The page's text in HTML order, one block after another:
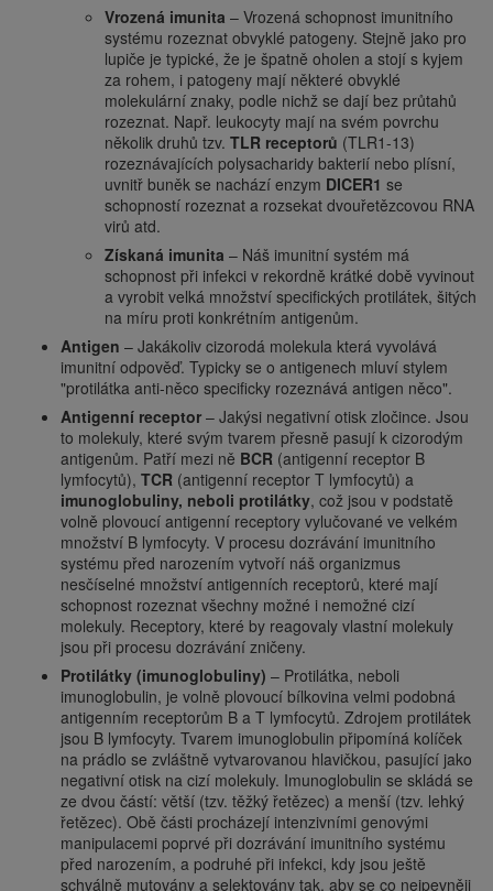
Vrozená imunita – Vrozená schopnost imunitního
systému rozeznat obvyklé patogeny. Stejně jako pro
lupiče je typické, že je špatně oholen a stojí s kyjem
za rohem, i patogeny mají některé obvyklé
molekulární znaky, podle nichž se dají bez průtahů
rozeznat. Např. leukocyty mají na svém povrchu
několik druhů tzv. TLR receptorů (TLR1-13)
rozeznávajících polysacharidy bakterií nebo plísní,
uvnitř buněk se nachází enzym DICER1 se
schopností rozeznat a rozsekat dvouřetězcovou RNA
virů atd.
Získaná imunita – Náš imunitní systém má
schopnost při infekci v rekordně krátké době vyvinout
a vyrobit velká množství specifických protilátek, šitých
na míru proti konkrétním antigenům.
Antigen – Jakákoliv cizorodá molekula která vyvolává
imunitní odpověď. Typicky se o antigenech mluví stylem
"protilátka anti-něco specificky rozeznává antigen něco".
Antigenní receptor – Jakýsi negativní otisk zločince. Jsou
to molekuly, které svým tvarem přesně pasují k cizorodým
antigenům. Patří mezi ně BCR (antigenní receptor B
lymfocytů), TCR (antigenní receptor T lymfocytů) a
imunoglobuliny, neboli protilátky, což jsou v podstatě
volně plovoucí antigenní receptory vylučované ve velkém
množství B lymfocyty. V procesu dozrávání imunitního
systému před narozením vytvoří náš organizmus
nesčíselné množství antigenních receptorů, které mají
schopnost rozeznat všechny možné i nemožné cizí
molekuly. Receptory, které by reagovaly vlastní molekuly
jsou při procesu dozrávání zničeny.
Protilátky (imunoglobuliny) – Protilátka, neboli
imunoglobulin, je volně plovoucí bílkovina velmi podobná
antigenním receptorům B a T lymfocytů. Zdrojem protilátek
jsou B lymfocyty. Tvarem imunoglobulin připomíná kolíček
na prádlo se zvláštně vytvarovanou hlavičkou, pasující jako
negativní otisk na cizí molekuly. Imunoglobulin se skládá se
ze dvou částí: větší (tzv. těžký řetězec) a menší (tzv. lehký
řetězec). Obě části procházejí intenzivními genovými
manipulacemi poprvé při dozrávání imunitního systému
před narozením, a podruhé při infekci, kdy jsou ještě
schválně mutovány a selektovány tak, aby se co nejpevněji